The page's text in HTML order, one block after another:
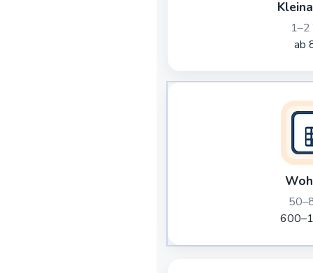
1–2
ab